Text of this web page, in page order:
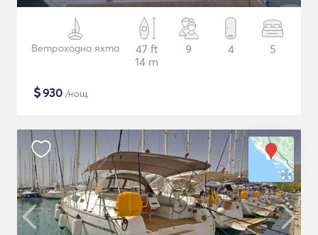
Ветроходна яхта
47 ft
14 m
9 4 5
$930 /нощ